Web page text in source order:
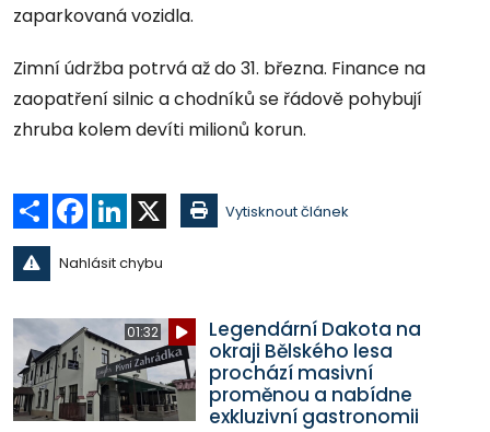
zaparkovaná vozidla.
Zimní údržba potrvá až do 31. března. Finance na
zaopatření silnic a chodníků se řádově pohybují
zhruba kolem devíti milionů korun.
Sdílet Facebook
LinkedIn Vytisknout článek
Nahlásit chybu
01:32
Legendární Dakota na
okraji Bělského lesa
prochází masivní
proměnou a nabídne
exkluzivní gastronomii